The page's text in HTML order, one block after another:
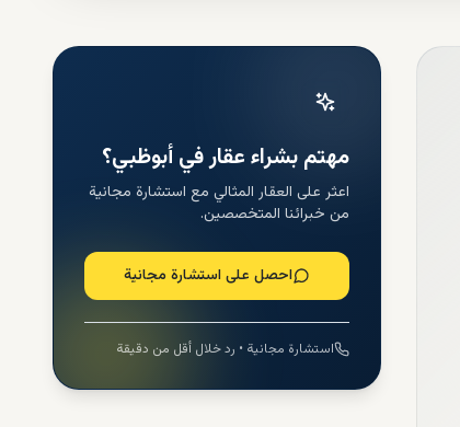
مهتم بشراء عقار في أبوظبي؟
اعثر على العقار المثالي مع استشارة مجانية
من خبرائنا المتخصصين.
احصل على استشارة مجانية
استشارة مجانية • رد خلال أقل من دقيقة